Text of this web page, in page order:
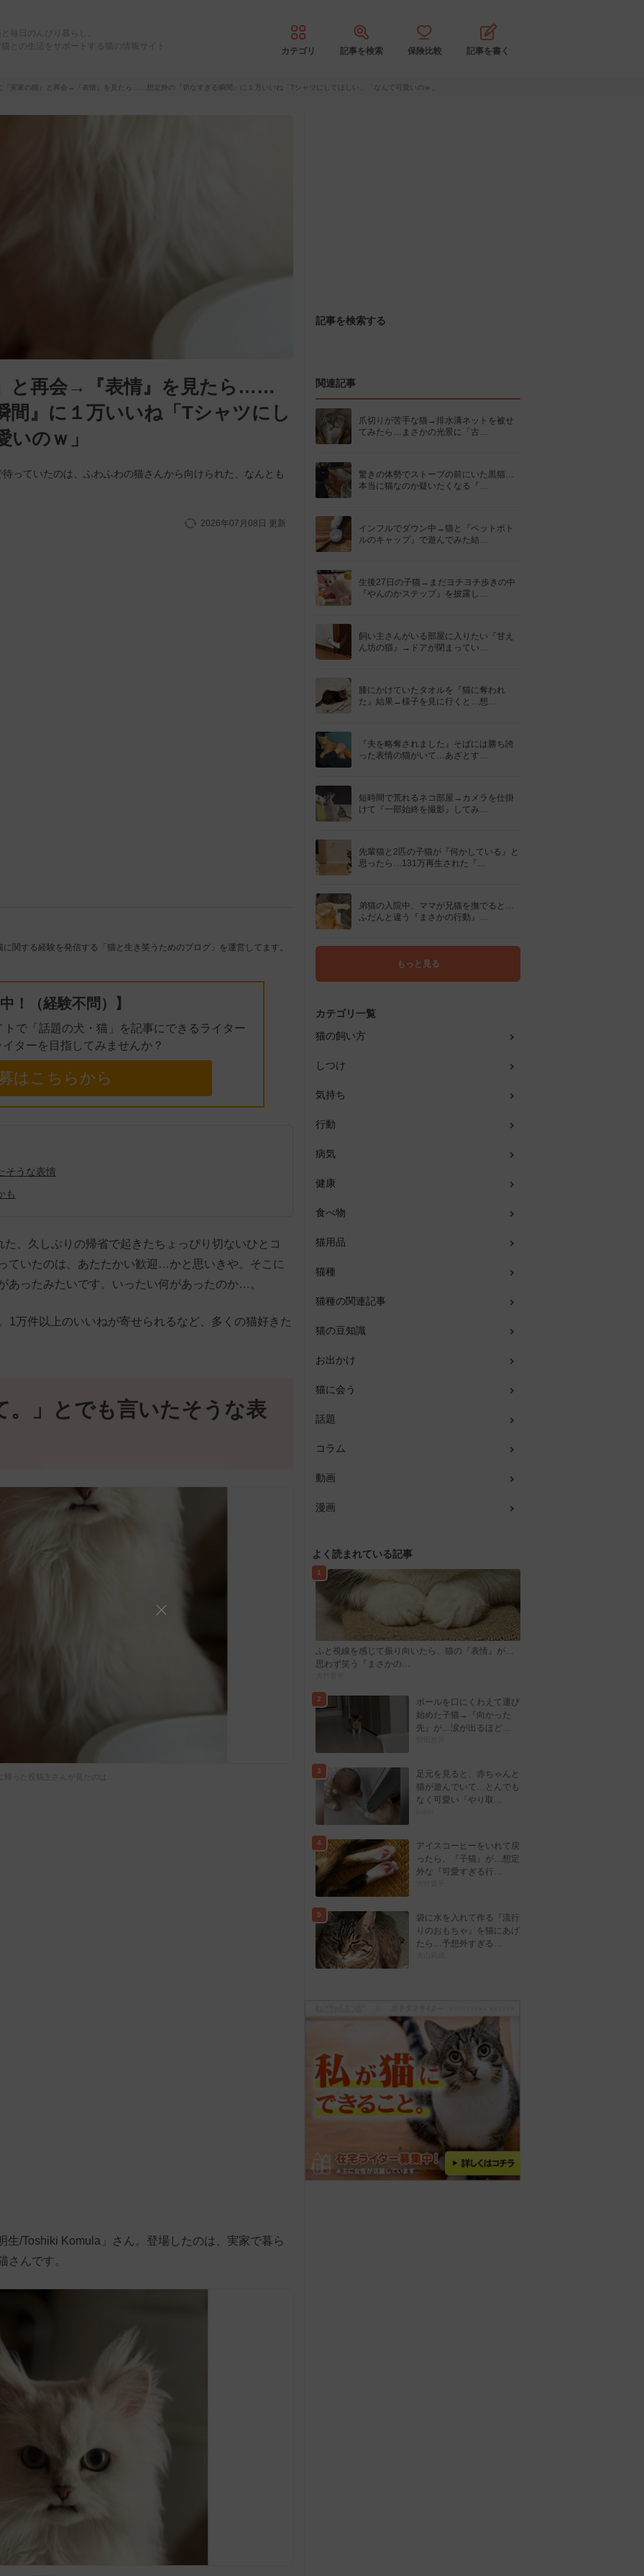
毎日のんびり暮らし。
との生活をサポートする猫の情報サイト
カテゴリ 記事を検索 保険比較 記事を書く
『実家の猫』と再会→『表情』を見たら……想定外の『切なすぎる瞬間』に１万いいね「Tシャツにしてほしい」「なんて可愛いのｗ」
と再会→『表情』を見たら……
間』に１万いいね「Tシャツにし
のｗ」
っていたのは、ふわふわの猫さんから向けられた、なんとも
2026年07月08日 更新
関する経験を発信する「猫と生き笑うためのブログ」を運営してます。
！（経験不問）】
で「話題の犬・猫」を記事にできるライター
ターを目指してみませんか？
はこちらから
そうな表情
も
、久しぶりの帰省で起きたちょっぴり切ないひとコ
ていたのは、あたたかい歓迎…かと思いきや。そこに
あったみたいです。いったい何があったのか…。
1万件以上のいいねが寄せられるなど、多くの猫好きた
。」とでも言いたそうな表
帰った投稿主さんが見たのは…
/Toshiki Komula」さん。登場したのは、実家で暮ら
さんです。
記事を検索する
関連記事
爪切りが苦手な猫→排水溝ネットを被せ
てみたら…まさかの光景に「古…
驚きの体勢でストーブの前にいた黒猫…
本当に猫なのか疑いたくなる『…
インフルでダウン中→猫と『ペットボト
ルのキャップ』で遊んでみた結…
生後27日の子猫→まだヨチヨチ歩きの中
『やんのかステップ』を披露し…
飼い主さんがいる部屋に入りたい『甘え
ん坊の猫』→ドアが閉まってい…
膝にかけていたタオルを『猫に奪われ
た』結果→様子を見に行くと…想…
『夫を略奪されました』そばには勝ち誇
った表情の猫がいて…あざとす…
短時間で荒れるネコ部屋→カメラを仕掛
けて『一部始終を撮影』してみ…
先輩猫と2匹の子猫が『何かしている』と
思ったら…131万再生された『…
弟猫の入院中、ママが兄猫を撫でると…
ふだんと違う『まさかの行動』…
もっと見る
カテゴリ一覧
猫の飼い方
しつけ
気持ち
行動
病気
健康
食べ物
猫用品
猫種
猫種の関連記事
猫の豆知識
お出かけ
猫に会う
話題
コラム
動画
漫画
よく読まれている記事
1
ふと視線を感じて振り向いたら、猫の『表情』が…
思わず笑う『まさかの…
2
ボールを口にくわえて運び
始めた子猫→『向かった
先』が…涙が出るほど…
3
足元を見ると、赤ちゃんと
猫が遊んでいて…とんでも
なく可愛い『やり取…
4
アイスコーヒーをいれて戻
ったら、『子猫』が…想定
外な『可愛すぎる行…
5
袋に水を入れて作る『流行
りのおもちゃ』を猫にあげ
たら…予想外すぎる…